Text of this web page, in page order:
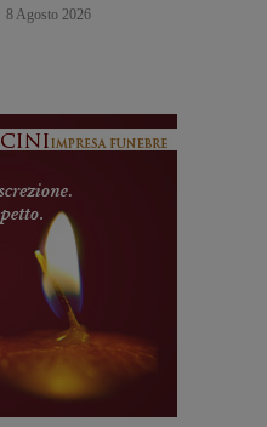
8 Agosto 2026